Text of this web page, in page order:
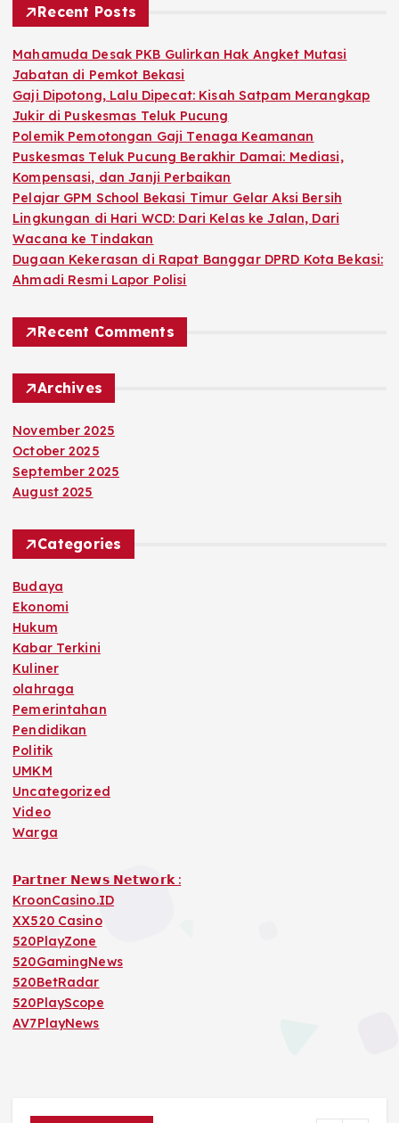
f
o
r
:
Recent Posts
Mahamuda Desak PKB Gulirkan Hak Angket Mutasi
Jabatan di Pemkot Bekasi
Gaji Dipotong, Lalu Dipecat: Kisah Satpam Merangkap
Jukir di Puskesmas Teluk Pucung
Polemik Pemotongan Gaji Tenaga Keamanan
Puskesmas Teluk Pucung Berakhir Damai: Mediasi,
Kompensasi, dan Janji Perbaikan
Pelajar GPM School Bekasi Timur Gelar Aksi Bersih
Lingkungan di Hari WCD: Dari Kelas ke Jalan, Dari
Wacana ke Tindakan
Dugaan Kekerasan di Rapat Banggar DPRD Kota Bekasi:
Ahmadi Resmi Lapor Polisi
Recent Comments
Archives
November 2025
October 2025
September 2025
August 2025
Categories
Budaya
Ekonomi
Hukum
Kabar Terkini
Kuliner
olahraga
Pemerintahan
Pendidikan
Politik
UMKM
Uncategorized
Video
Warga
𝗣𝗮𝗿𝘁𝗻𝗲𝗿 𝗡𝗲𝘄𝘀 𝗡𝗲𝘁𝘄𝗼𝗿𝗸 :
KroonCasino.ID
XX520 Casino
520PlayZone
520GamingNews
520BetRadar
520PlayScope
AV7PlayNews